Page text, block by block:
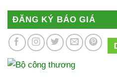
ĐĂNG KÝ BÁO GIÁ